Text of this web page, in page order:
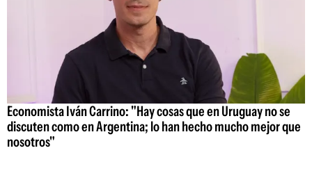
Economista Iván Carrino: "Hay cosas que en Uruguay no se
discuten como en Argentina; lo han hecho mucho mejor que
nosotros"